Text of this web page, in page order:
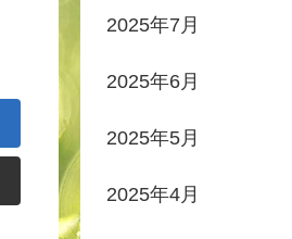
2025年7月
2025年6月
2025年5月
2025年4月